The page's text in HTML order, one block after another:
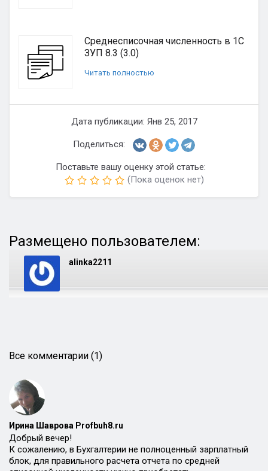
Среднесписочная численность в 1С
ЗУП 8.3 (3.0)
Читать полностью
Дата публикации: Янв 25, 2017
Поделиться:
Поставьте вашу оценку этой статье:
(Пока оценок нет)
Размещено пользователем:
alinka2211
Все комментарии (1)
Ирина Шаврова Profbuh8.ru
Добрый вечер!
К сожалению, в Бухгалтерии не полноценный зарплатный
блок, для правильного расчета отчета по средней